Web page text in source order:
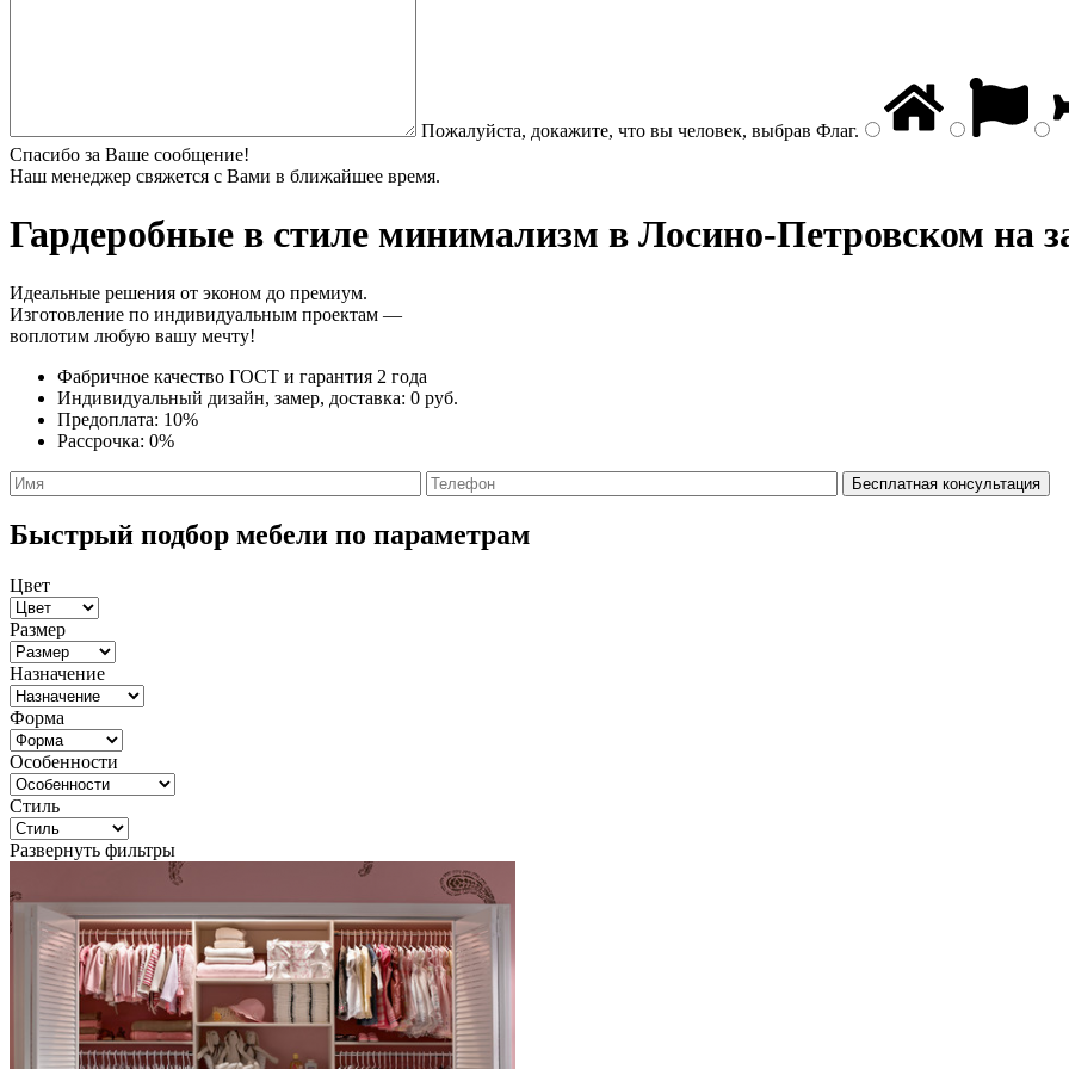
Пожалуйста, докажите, что вы человек, выбрав Флаг.
Спасибо за Ваше сообщение!
Наш менеджер свяжется с Вами в ближайшее время.
Гардеробные в стиле минимализм в Лосино-Петровском на
Идеальные решения от эконом до премиум.
Изготовление по индивидуальным проектам —
воплотим любую вашу мечту!
Фабричное качество ГОСТ и гарантия 2 года
Индивидуальный дизайн, замер, доставка: 0 руб.
Предоплата: 10%
Рассрочка: 0%
Быстрый подбор мебели по параметрам
Цвет
Размер
Назначение
Форма
Особенности
Стиль
Развернуть фильтры